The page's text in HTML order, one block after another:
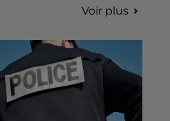
Voir plus